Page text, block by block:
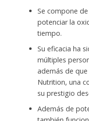
Se compone
potenciar la
tiempo.
Su eficacia ha
múltiples
además de
Nutrition, una
su prestigio
Además de